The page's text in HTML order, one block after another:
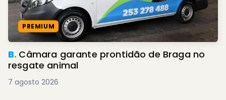
PREMIUM
B. Câmara garante prontidão de Braga no
resgate animal
7 agosto 2026